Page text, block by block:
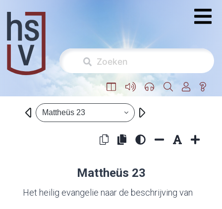
Mattheüs 23
Mattheüs 23
Het heilig evangelie naar de beschrijving van